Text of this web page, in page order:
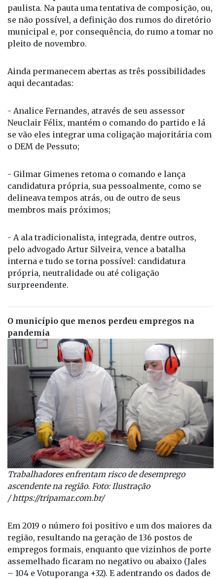
paulista. Na pauta uma tentativa de composição, ou,
se não possível, a definição dos rumos do diretório
municipal e, por consequência, do rumo a tomar no
pleito de novembro.
Ainda permanecem abertas as três possibilidades
aqui decantadas:
- Analice Fernandes, através de seu assessor
Neuclair Félix, mantém o comando do partido e lá
se vão eles integrar uma coligação majoritária com
o DEM de Pessuto;
- Gilmar Gimenes retoma o comando e lança
candidatura própria, sua pessoalmente, como se
delineava tempos atrás, ou de outro de seus
membros mais próximos;
- A ala tradicionalista, integrada, dentre outros,
pelo advogado Artur Silveira, vence a batalha
interna e tudo se torna possível: candidatura
própria, neutralidade ou até coligação
surpreendente.
O município que menos perdeu empregos na
pandemia
Trabalhadores enfrentam risco de desemprego
ascendente na região. Foto: Ilustração
/https://tripamar.com.br/
Em 2019 o número foi positivo e um dos maiores da
região, resultando na geração de 136 postos de
empregos formais, enquanto que vizinhos de porte
assemelhado ficaram no negativo ou abaixo (Jales
– 104 e Votuporanga +32). E adentrando os dados de